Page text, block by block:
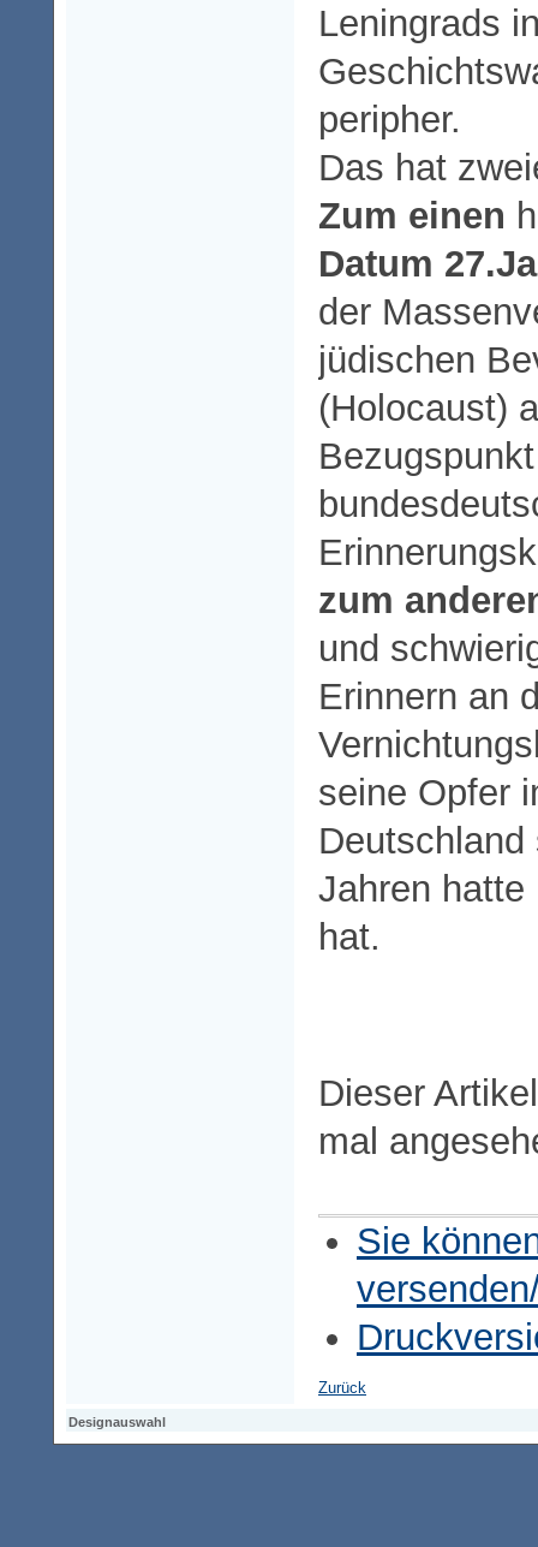
Leningrads
peripher.
Das hat
Zum einen
Datum
der
jüdischen
(Holocaust)
zum
und
Erinnern an
seine Opfer
Jahren hatte
hat.
Dieser
mal
Sie
Zurück
Designauswahl
Designauswahl